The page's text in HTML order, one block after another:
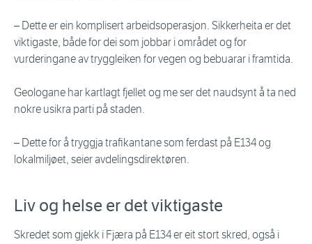
– Dette er ein komplisert arbeidsoperasjon. Sikkerheita er det
viktigaste, både for dei som jobbar i området og for
vurderingane av tryggleiken for vegen og bebuarar i framtida.
Geologane har kartlagt fjellet og me ser det naudsynt å ta ned
nokre usikra parti på staden.
– Dette for å tryggja trafikantane som ferdast på E134 og
lokalmiljøet, seier avdelingsdirektøren.
Liv og helse er det viktigaste
Skredet som gjekk i Fjæra på E134 er eit stort skred, også i